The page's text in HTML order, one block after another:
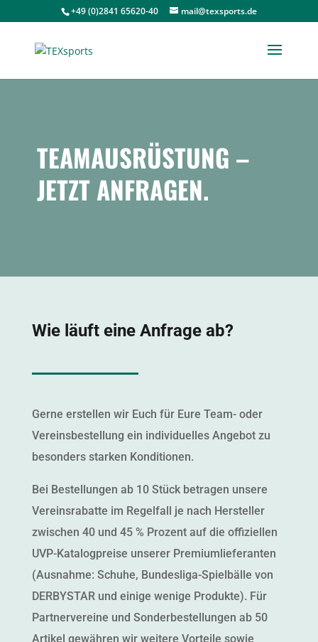
+49 (0)2841 65620-40 mail@texsports.de
TEAMAUSRÜSTUNG –
JETZT ANFRAGEN.
Wie läuft eine Anfrage ab?
Gerne erstellen wir Euch für Eure Team- oder
Vere­ins­bestel­lung ein indi­vidu­elles Ange­bot zu
beson­ders starken Konditionen.
Bei Bestel­lun­gen ab 10 Stück betra­gen unsere
Vere­in­sra­bat­te im Regelfall je nach Her­steller
zwis­chen 40 und 45 % Prozent auf die offiziellen
UVP-Kat­a­log­preise unser­er Pre­mi­um­liefer­an­ten
(Aus­nahme: Schuhe, Bun­desli­ga-Spiel­bälle von
DERBYSTAR und einige wenige Pro­duk­te). Für
Part­nervere­ine und Son­derbestel­lun­gen ab 50
Artikel gewähren wir weit­ere Vorteile sowie